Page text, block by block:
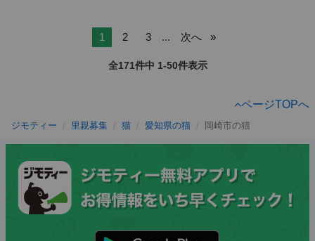
1 2 3 ... 次へ
全171件中 1-50件表示
ページTOPへ
ジモティー 里親募集 猫 愛知県の猫 岡崎市の猫